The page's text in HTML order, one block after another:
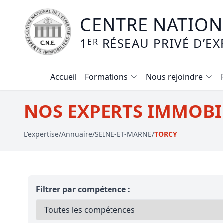
CENTRE
1 ER RÉSEAU PRIVÉ
Accueil
Formations
Formation expertise immobilière /
Expertise local commercial
Mise en copropriété
Expertise terrains agricoles,
Nous rejoindre
NOS EXPERTS
L'expertise/Annuaire/SEINE-ET-MARNE/TORCY
Filtrer par compétence :